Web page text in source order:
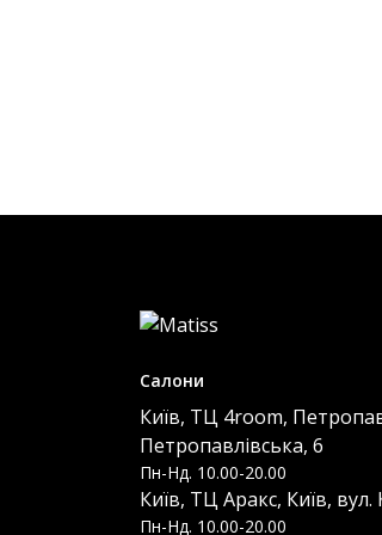
Салони
Київ, ТЦ 4room,
Петропавлівська, 6
Пн-Нд. 10.00-20.00
Київ, ТЦ Аракс, Київ,
Пн-Нд. 10.00-20.00